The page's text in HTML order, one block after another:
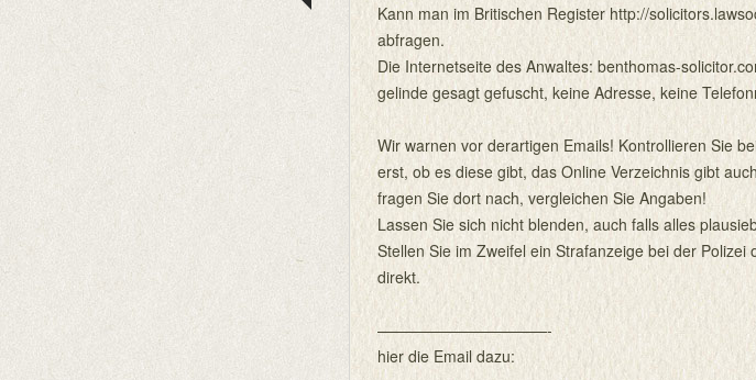
Kann man im Britischen Register http://
abfragen.
Die Internetseite des Anwaltes: benthomas-
gelinde gesagt gefuscht, keine Adresse, keine
Wir warnen vor derartigen Emails! Kontrollieren Sie
erst, ob es diese gibt, das Online Verzeichnis gibt
fragen Sie dort nach, vergleichen Sie Angaben!
Lassen Sie sich nicht blenden, auch falls alles
Stellen Sie im Zweifel ein Strafanzeige bei der Polizei
direkt.
———————————-
hier die Email dazu: